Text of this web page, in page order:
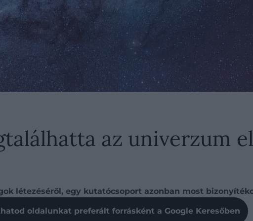
az univerzum
létezéséről, egy kutatócsoport azonban most
oldalunkat preferált forrásként a Google Keresőben